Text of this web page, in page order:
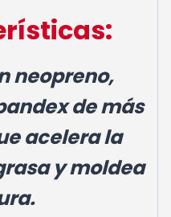
neopreno,
de más
acelera la
y moldea